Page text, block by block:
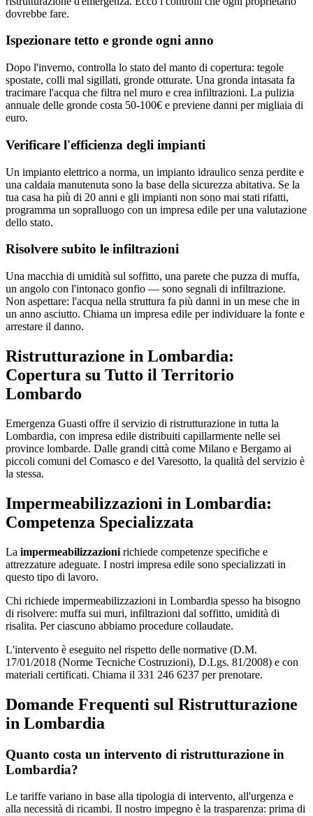
dovrebbe fare.
Ispezionare tetto e gronde ogni anno
Dopo l'inverno, controlla lo stato del manto di copertura: tegole
spostate, colli mal sigillati, gronde otturate. Una gronda intasata fa
tracimare l'acqua che filtra nel muro e crea infiltrazioni. La pulizia
annuale delle gronde costa 50-100€ e previene danni per migliaia di
euro.
Verificare l'efficienza degli impianti
Un impianto elettrico a norma, un impianto idraulico senza perdite e
una caldaia manutenuta sono la base della sicurezza abitativa. Se la
tua casa ha più di 20 anni e gli impianti non sono mai stati rifatti,
programma un sopralluogo con un impresa edile per una valutazione
dello stato.
Risolvere subito le infiltrazioni
Una macchia di umidità sul soffitto, una parete che puzza di muffa,
un angolo con l'intonaco gonfio — sono segnali di infiltrazione.
Non aspettare: l'acqua nella struttura fa più danni in un mese che in
un anno asciutto. Chiama un impresa edile per individuare la fonte e
arrestare il danno.
Ristrutturazione in Lombardia:
Copertura su Tutto il Territorio
Lombardo
Emergenza Guasti offre il servizio di ristrutturazione in tutta la
Lombardia, con impresa edile distribuiti capillarmente nelle sei
province lombarde. Dalle grandi città come Milano e Bergamo ai
piccoli comuni del Comasco e del Varesotto, la qualità del servizio è
la stessa.
Impermeabilizzazioni in Lombardia:
Competenza Specializzata
La impermeabilizzazioni richiede competenze specifiche e
attrezzature adeguate. I nostri impresa edile sono specializzati in
questo tipo di lavoro.
Chi richiede impermeabilizzazioni in Lombardia spesso ha bisogno
di risolvere: muffa sui muri, infiltrazioni dal soffitto, umidità di
risalita. Per ciascuno abbiamo procedure collaudate.
L'intervento è eseguito nel rispetto delle normative (D.M.
17/01/2018 (Norme Tecniche Costruzioni), D.Lgs. 81/2008) e con
materiali certificati. Chiama il 331 246 6237 per prenotare.
Domande Frequenti sul Ristrutturazione
in Lombardia
Quanto costa un intervento di ristrutturazione in
Lombardia?
Le tariffe variano in base alla tipologia di intervento, all'urgenza e
alla necessità di ricambi. Il nostro impegno è la trasparenza: prima di